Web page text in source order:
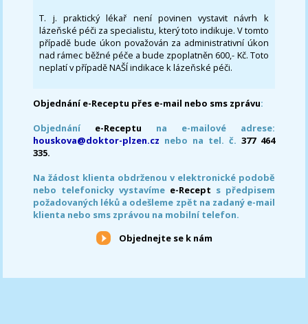
T. j. praktický lékař není povinen vystavit návrh k
lázeňské péči za specialistu, který toto indikuje. V tomto
případě bude úkon považován za administrativní úkon
nad rámec běžné péče a bude zpoplatněn 600,- Kč. Toto
neplatí v případě NAŠÍ indikace k lázeňské péči.
Objednání e-Receptu přes e-mail nebo sms zprávu:
Objednání e-Receptu na e-mailové adrese:
houskova@doktor-plzen.cz nebo na tel. č. 377 464
335.
Na žádost klienta obdrženou v elektronické podobě
nebo telefonicky vystavíme e-Recept s předpisem
požadovaných léků a odešleme zpět na zadaný e-mail
klienta nebo sms zprávou na mobilní telefon.
Objednejte se k nám